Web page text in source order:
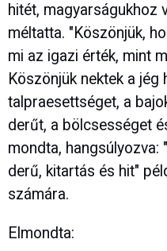
hitét, magyarságukhoz
méltatta. "Köszönjük,
mi az igazi érték, mint
Köszönjük nektek a jég
talpraesettséget, a
derűt, a bölcsességet
mondta, hangsúlyozva:
derű, kitartás és hit"
számára.
Elmondta: